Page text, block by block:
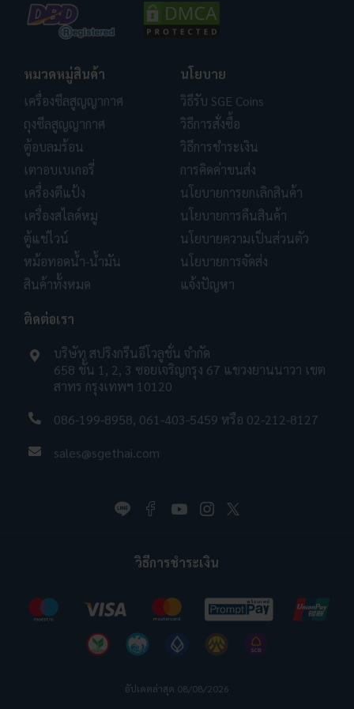
หมวดหมู่สินค้า
เครื่องซีลสูญญากาศ
ถุงซีลสูญญากาศ
ตู้อบลมร้อน
เตาอบเบเกอรี่
เครื่องตีแป้ง
เครื่องสไลด์หมู
ตู้แช่ไวน์
หม้อทอดน้ำ-น้ำมัน
สินค้าทั้งหมด
นโยบาย
วิธีรับ SGE Coins
วิธีการสั่งซื้อ
วิธีการชำระเงิน
การคิดค่าขนส่ง
นโยบายการยกเลิกสินค้า
นโยบายการคืนสินค้า
นโยบายความเป็นส่วนตัว
นโยบายการจัดส่ง
แจ้งปัญหา
ติดต่อเรา
บริษัท สปริงกรีนอีโวลูชั่น จำกัด
658 ชั้น 1, 2, 3 ซอยเจริญกรุง 67 แขวงยานนาวา เขต
สาทร กรุงเทพฯ 10120
086-199-8958, 061-403-5459 หรือ 02-212-8127
sales@sgethai.com
วิธีการชำระเงิน
อัปเดตล่าสุด 08/08/2026